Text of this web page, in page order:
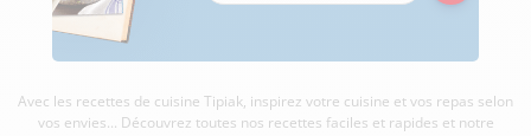
Avec les recettes de cuisine Tipiak, inspirez votre cuisine et vos repas selon
vos envies... Découvrez toutes nos recettes faciles et rapides et notre